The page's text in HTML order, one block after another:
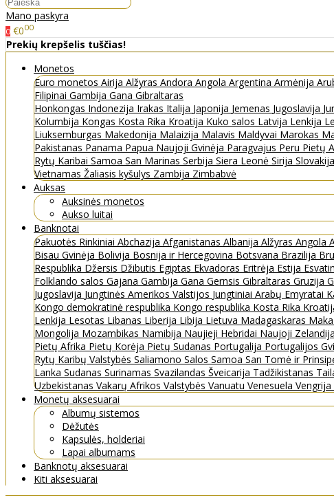
Mano paskyra
0 €000
Prekių krepšelis tuščias!
Monetos
Euro monetos Airija Alžyras Andora Angola Argentina Armėnija
Filipinai Gambija Gana Gibraltaras
Honkongas Indonezija Irakas Italija Japonija Jemenas Jugoslavija
Kolumbija Kongas Kosta Rika Kroatija Kuko salos Latvija Lenkija
Liuksemburgas Makedonija Malaizija Malavis Maldyvai Marokas
Pakistanas Panama Papua Naujoji Gvinėja Paragvajus Peru Pietų
Rytų Karibai Samoa San Marinas Serbija Siera Leonė Sirija Slovakija
Vietnamas Žaliasis kyšulys Zambija Zimbabvė
Auksas
Auksinės monetos
Aukso luitai
Banknotai
Pakuotės Rinkiniai Abchazija Afganistanas Albanija Alžyras Angola
Bisau Gvinėja Bolivija Bosnija ir Hercegovina Botsvana Brazilija
Respublika Džersis Džibutis Egiptas Ekvadoras Eritrėja Estija
Folklando salos Gajana Gambija Gana Gernsis Gibraltaras Gruzija
Jugoslavija Jungtinės Amerikos Valstijos Jungtiniai Arabų Emyratai
Kongo demokratinė respublika Kongo respublika Kosta Rika
Lenkija Lesotas Libanas Liberija Libija Lietuva Madagaskaras
Mongolija Mozambikas Namibija Naujieji Hebridai Naujoji Zelandija
Pietų Afrika Pietų Korėja Pietų Sudanas Portugalija Portugalijos
Rytų Karibų Valstybės Saliamono Salos Samoa San Tomė ir
Lanka Sudanas Surinamas Svazilandas Šveicarija Tadžikistanas
Uzbekistanas Vakarų Afrikos Valstybės Vanuatu Venesuela Vengrija
Monetų aksesuarai
Albumų sistemos
Dėžutės
Kapsulės, holderiai
Lapai albumams
Banknotų aksesuarai
Kiti aksesuarai